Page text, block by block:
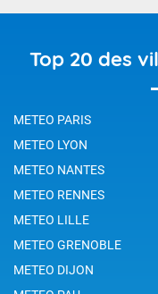
Top 20 des
METEO PARIS
METEO LYON
METEO NANTES
METEO RENNES
METEO LILLE
METEO GRENOBLE
METEO DIJON